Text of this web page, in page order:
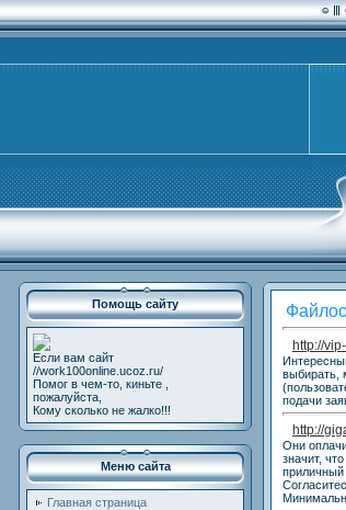
Помощь сайту
Если вам сайт
//work100online.ucoz.ru/
Помог в чем-то, киньте ,
пожалуйста,
Кому сколько не жалко!!!
Меню сайта
Главная страница
http://
выбирать,
подачи
http://
Они
значит,
приличный